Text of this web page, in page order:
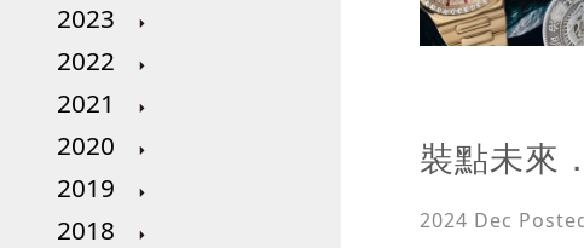
裝點未來
2024 Dec
2023
2022
2021
2020
2019
2018